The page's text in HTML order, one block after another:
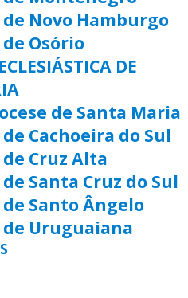
de Novo Hamburgo
Osório
DE
de Santa Maria
Cachoeira do Sul
de Cruz Alta
Santa Cruz do Sul
de Santo Ângelo
de Uruguaiana